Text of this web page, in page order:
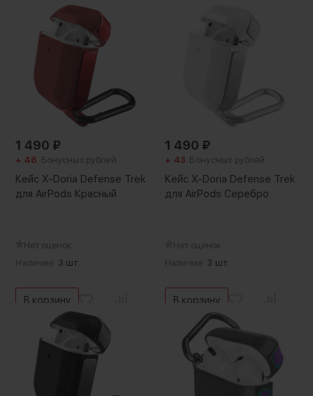
1 490 ₽
+ 46 Бонусных рублей
Кейс X-Doria Defense Trek
для AirPods Красный
Нет оценок
Наличие: 3 шт.
В корзину
1 490 ₽
+ 43 Бонусных рублей
Кейс X-Doria Defense Trek
для AirPods Серебро
Нет оценок
Наличие: 3 шт.
В корзину